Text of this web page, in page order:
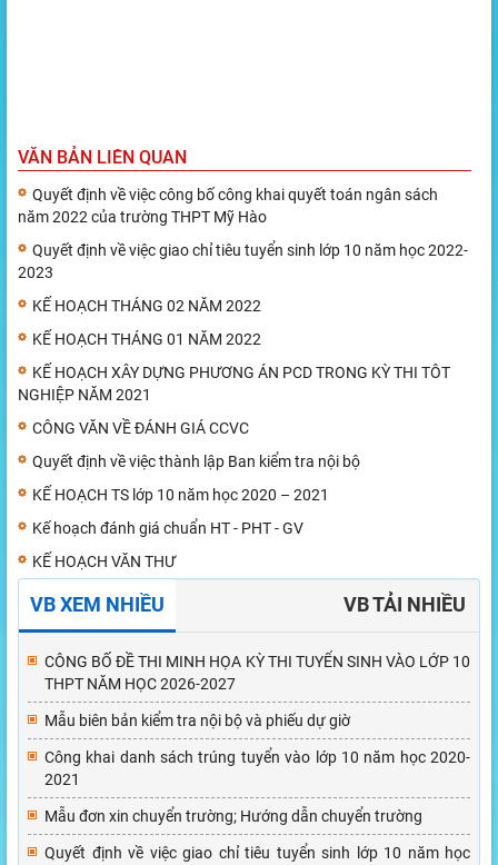
VĂN BẢN LIÊN QUAN
Quyết định về việc công bố công khai quyết toán ngân sách
năm 2022 của trường THPT Mỹ Hào
Quyết định về việc giao chỉ tiêu tuyển sinh lớp 10 năm học 2022-
2023
KẾ HOẠCH THÁNG 02 NĂM 2022
KẾ HOẠCH THÁNG 01 NĂM 2022
KẾ HOẠCH XÂY DỰNG PHƯƠNG ÁN PCD TRONG KỲ THI TÔT
NGHIỆP NĂM 2021
CÔNG VĂN VỀ ĐÁNH GIÁ CCVC
Quyết định về việc thành lập Ban kiểm tra nội bộ
KẾ HOẠCH TS lớp 10 năm học 2020 – 2021
Kế hoạch đánh giá chuẩn HT - PHT - GV
KẾ HOẠCH VĂN THƯ
VB XEM NHIỀU VB TẢI NHIỀU
CÔNG BỐ ĐỀ THI MINH HỌA KỲ THI TUYỂN SINH VÀO LỚP 10
THPT NĂM HỌC 2026-2027
Mẫu biên bản kiểm tra nội bộ và phiếu dự giờ
Công khai danh sách trúng tuyển vào lớp 10 năm học 2020-
2021
Mẫu đơn xin chuyển trường; Hướng dẫn chuyển trường
Quyết định về việc giao chỉ tiêu tuyển sinh lớp 10 năm học